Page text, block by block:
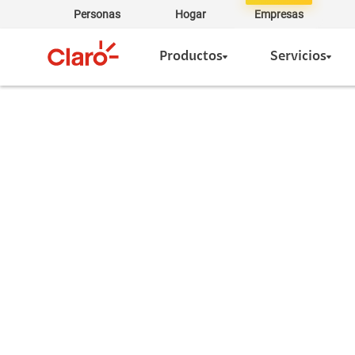
Personas Hogar Empresas
Productos Servicios